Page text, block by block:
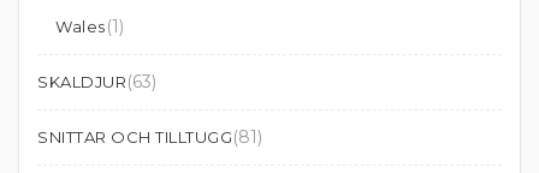
Wales(1)
SKALDJUR(63)
SNITTAR OCH TILLTUGG(81)